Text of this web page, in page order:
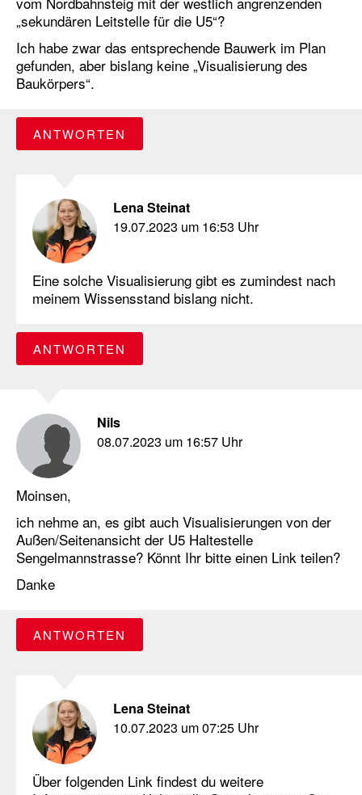
„sekundären Leitstelle für die U5“?
Ich habe zwar das entsprechende Bauwerk im Plan
gefunden, aber bislang keine „Visualisierung des
Baukörpers“.
ANTWORTEN
Lena Steinat
19.07.2023 um 16:53 Uhr
Eine solche Visualisierung gibt es zumindest nach
meinem Wissensstand bislang nicht.
ANTWORTEN
Nils
08.07.2023 um 16:57 Uhr
Moinsen,
ich nehme an, es gibt auch Visualisierungen von der
Außen/Seitenansicht der U5 Haltestelle
Sengelmannstrasse? Könnt Ihr bitte einen Link teilen?
Danke
ANTWORTEN
Lena Steinat
10.07.2023 um 07:25 Uhr
Über folgenden Link findest du weitere